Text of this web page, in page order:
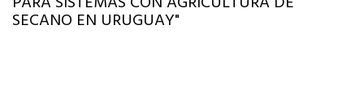
SECANO EN URUGUAY"